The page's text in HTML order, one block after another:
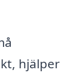
hjälper